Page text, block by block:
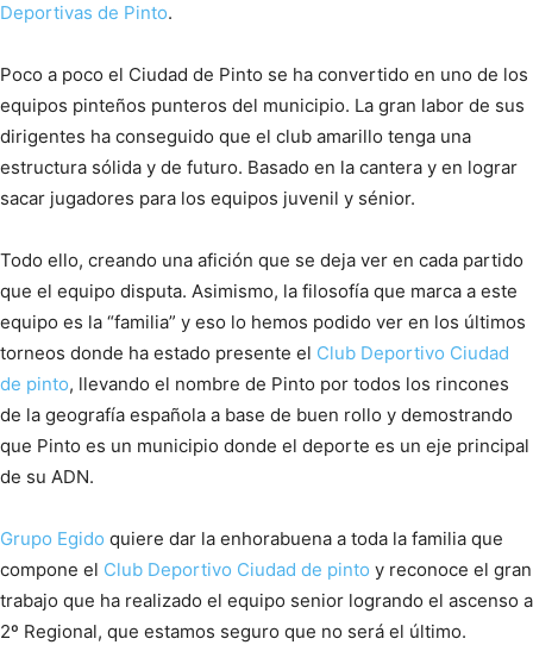
Deportivas de Pinto.
Poco a poco el Ciudad de Pinto se ha convertido en uno de los
equipos pinteños punteros del municipio. La gran labor de sus
dirigentes ha conseguido que el club amarillo tenga una
estructura sólida y de futuro. Basado en la cantera y en lograr
sacar jugadores para los equipos juvenil y sénior.
Todo ello, creando una afición que se deja ver en cada partido
que el equipo disputa. Asimismo, la filosofía que marca a este
equipo es la “familia” y eso lo hemos podido ver en los últimos
torneos donde ha estado presente el Club Deportivo Ciudad
de pinto, llevando el nombre de Pinto por todos los rincones
de la geografía española a base de buen rollo y demostrando
que Pinto es un municipio donde el deporte es un eje principal
de su ADN.
Grupo Egido quiere dar la enhorabuena a toda la familia que
compone el Club Deportivo Ciudad de pinto y reconoce el gran
trabajo que ha realizado el equipo senior logrando el ascenso a
2º Regional, que estamos seguro que no será el último.